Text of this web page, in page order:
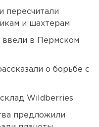
пересчитали
и шахтерам
в Пермском
о борьбе с
Wildberries
предложили